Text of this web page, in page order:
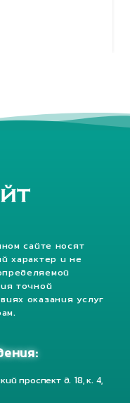
сайте носят
характер и не
точной
оказания услуг
проспект д. 18, к. 4,